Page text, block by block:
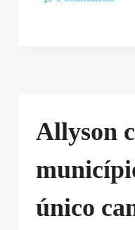
Allyson
único